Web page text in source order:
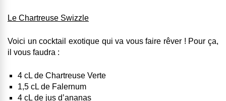
Le Chartreuse Swizzle
Voici un cocktail exotique qui va vous faire rêver ! Pour ça,
il vous faudra :
4 cL de Chartreuse Verte
1,5 cL de Falernum
4 cL de jus d’ananas